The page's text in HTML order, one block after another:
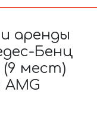
аренды
Бенц
(9 мест)